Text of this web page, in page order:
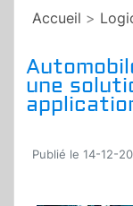
Accueil >
une
Publié le 14-12-